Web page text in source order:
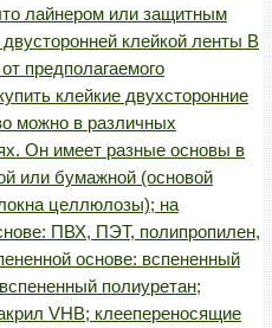
лайнером или защитным
клейкой ленты В
предполагаемого
клейкие двухсторонние
можно в различных
Он имеет разные основы в
или бумажной (основой
целлюлозы); на
ПВХ, ПЭТ, полипропилен,
основе: вспененный
полиуретан;
VHB; клеепереносящие